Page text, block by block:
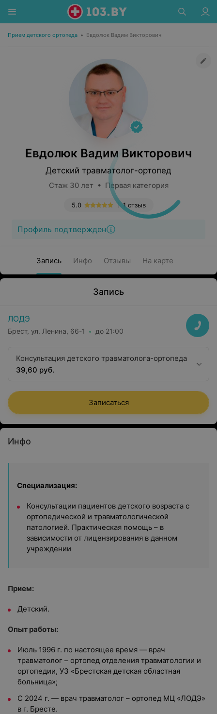
Прием детского ортопеда • Евдолюк Вадим Викторович
Евдолюк Вадим Викторович
Детский травматолог-ортопед
Стаж 30 лет • Первая категория
1 отзыв
5.0
Профиль подтвержден
Запись Инфо Отзывы На карте
Запись
ЛОДЭ
Брест, ул. Ленина, 66-1 до 21:00
Консультация детского травматолога-ортопеда
39,60 руб.
Записаться
Инфо
Специализация:
Консультации пациентов детского возраста с
ортопедической и травматологической
патологией. Практическая помощь – в
зависимости от лицензирования в данном
учреждении
Прием:
Детский.
Опыт работы:
Июль 1996 г. по настоящее время — врач
травматолог – ортопед отделения травматологии и
ортопедии, УЗ «Брестская детская областная
больница»;
С 2024 г. — врач травматолог – ортопед МЦ «ЛОДЭ»
в г. Бресте.